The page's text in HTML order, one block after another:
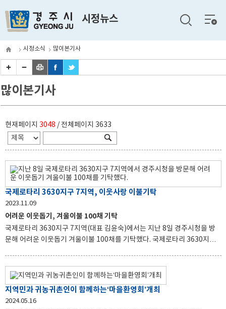
시정뉴스
전체
메뉴
시정소식 많이본기사
많이본기사
현재페이지 3048 / 전체페이지 3633
국제로타리 3630지구 7지역, 이웃사랑 이불기탁
2023.11.09
어려운 이웃돕기, 겨울이불 100채 기탁
국제로타리 3630지구 7지역(대표 김윤숙)에서는 지난 8일 경주시청을 방
문해 어려운 이웃돕기 겨울이불 100채를 기탁했다. 국제로타리 3630지구 7
깊다. 김윤숙 7지역 대표는 “지역의 어려운 이웃에게 도움을 드릴 수 있어 기
쁘게 생각하고 앞으로도 회원들과 함께 지역사회의 발전과 어려운 이웃들을
도울 기회가 주어진다면 성심성의껏 동참하도록 노력하겠다”고 전했다. 주
지역민과 귀농귀촌인이 함께하는‘마을환영회’개최
2024.05.16